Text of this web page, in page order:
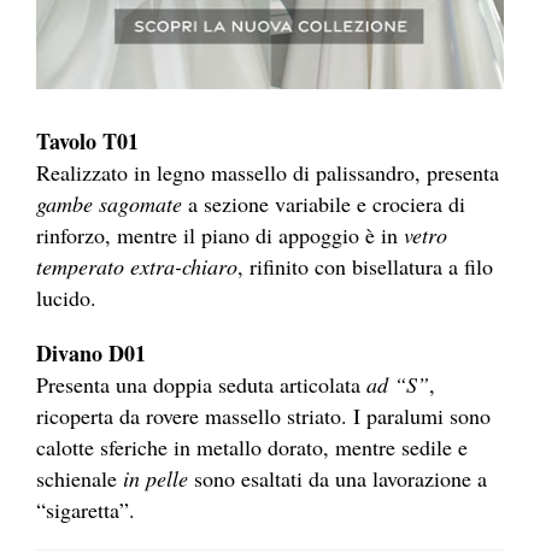
Tavolo T01
Realizzato in legno massello di palissandro, presenta
gambe sagomate a sezione variabile e crociera di
rinforzo, mentre il piano di appoggio è in vetro
temperato extra-chiaro, rifinito con bisellatura a filo
lucido.
Divano D01
Presenta una doppia seduta articolata ad “S”,
ricoperta da rovere massello striato. I paralumi sono
calotte sferiche in metallo dorato, mentre sedile e
schienale in pelle sono esaltati da una lavorazione a
“sigaretta”.